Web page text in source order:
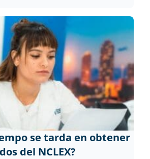
se tarda en obtener
del NCLEX?